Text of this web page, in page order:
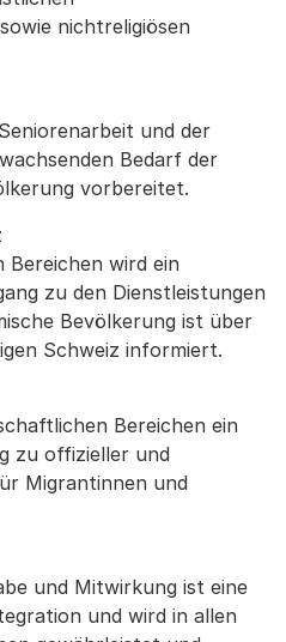
nichtreligiösen
und der
Bedarf der
vorbereitet.
Bereichen wird ein
zu den Dienstleistungen
Bevölkerung ist über
Schweiz informiert.
Bereichen ein
zu offizieller und
Migrantinnen und
und Mitwirkung ist eine
und wird in allen